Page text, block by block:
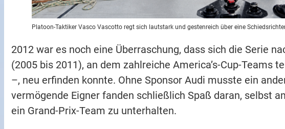
Platoon-Taktiker Vasco Vascotto regt sich lautstark und gestenreich über eine
2012 war es noch eine Überraschung, dass sich die Serie
(2005 bis 2011), an dem zahlreiche America’s-Cup-Teams
–, neu erfinden konnte. Ohne Sponsor Audi musste ein
vermögende Eigner fanden schließlich Spaß daran, selbst
ein Grand-Prix-Team zu unterhalten.